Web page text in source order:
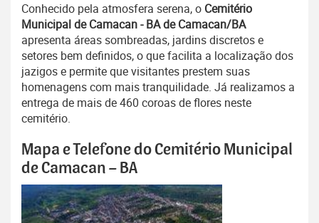
Conhecido pela atmosfera serena, o Cemitério
Municipal de Camacan - BA de Camacan/BA
apresenta áreas sombreadas, jardins discretos e
setores bem definidos, o que facilita a localização dos
jazigos e permite que visitantes prestem suas
homenagens com mais tranquilidade. Já realizamos a
entrega de mais de 460 coroas de flores neste
cemitério.
Mapa e Telefone do Cemitério Municipal
de Camacan – BA